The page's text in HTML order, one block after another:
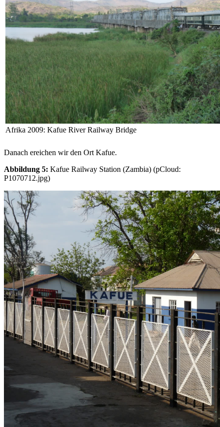
Afrika 2009: Kafue River Railway Bridge
Danach ereichen wir den Ort Kafue.
Abbildung 5: Kafue Railway Station (Zambia) (pCloud:
P1070712.jpg)